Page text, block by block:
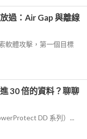
過：Air Gap 與離線
軟體攻擊，第一個目標
30 倍的資料？聊聊
DD 系列）...